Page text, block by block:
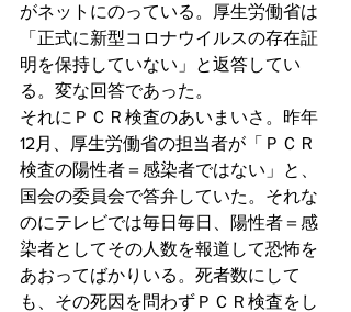
がネットにのっている。厚生労働省は
「正式に新型コロナウイルスの存在証
明を保持していない」と返答してい
る。変な回答であった。
それにＰＣＲ検査のあいまいさ。昨年
12月、厚生労働省の担当者が「ＰＣＲ
検査の陽性者＝感染者ではない」と、
国会の委員会で答弁していた。それな
のにテレビでは毎日毎日、陽性者＝感
染者としてその人数を報道して恐怖を
あおってばかりいる。死者数にして
も、その死因を問わずＰＣＲ検査をし